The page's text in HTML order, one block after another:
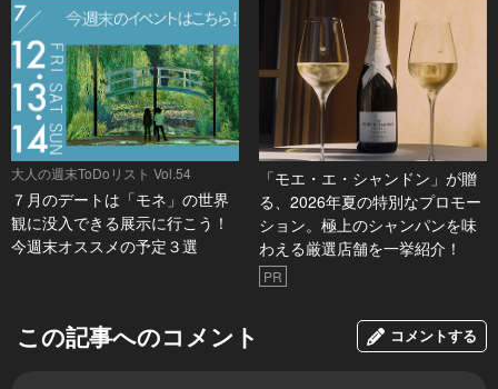
大人の週末ToDoリスト Vol.54
７月のデートは「モネ」の世界
観に没入できる展示に行こう！
今週末オススメの予定３選
「モエ・エ・シャンドン」が贈
る、2026年夏の特別なプロモー
ション。極上のシャンパンを味
わえる厳選店舗を一挙紹介！
PR
この記事へのコメント コメントする